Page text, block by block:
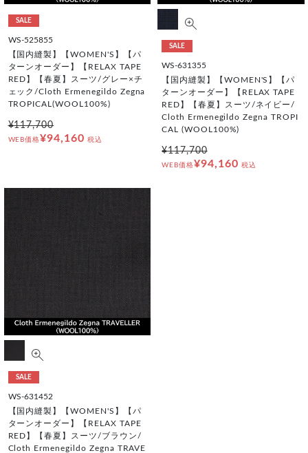
SALE
WS-525855
【国内縫製】【WOMEN'S】【パ
ターンオーダー】【RELAX TAPE
RED】【春夏】スーツ/グレー×チ
ェック/Cloth Ermenegildo Zegna
TROPICAL(WOOL100%)
¥117,700
WEB価格¥94,160 税込
SALE
WS-631355
【国内縫製】【WOMEN'S】【パ
ターンオーダー】【RELAX TAPE
RED】【春夏】スーツ/ネイビー/
Cloth Ermenegildo Zegna TROPI
CAL (WOOL100%)
¥117,700
WEB価格¥94,160 税込
SALE
WS-631452
【国内縫製】【WOMEN'S】【パ
ターンオーダー】【RELAX TAPE
RED】【春夏】スーツ/ブラウン/
Cloth Ermenegildo Zegna TRAVE